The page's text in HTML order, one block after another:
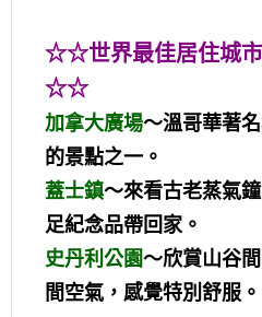
☆☆世界最佳居住城
☆☆
加拿大廣場～溫哥華著
的景點之一。
蓋士鎮～來看古老蒸氣
足紀念品帶回家。
史丹利公園～欣賞山谷
間空氣，感覺特別舒服。